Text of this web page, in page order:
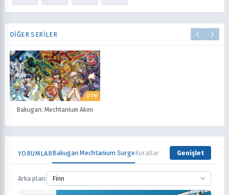
DIĞER SERILER
ÇİZGİ
Bakugan: Mechtanium Akını
YORUMLARBakugan Mechtanium SurgeKurallar Genişlet
Arka plan: Finn